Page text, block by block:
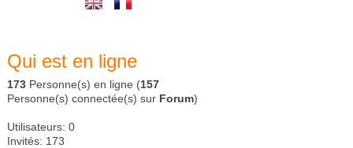
Qui est en ligne
173 Personne(s) en ligne (157
Personne(s) connectée(s) sur Forum)
Utilisateurs: 0
Invités: 173